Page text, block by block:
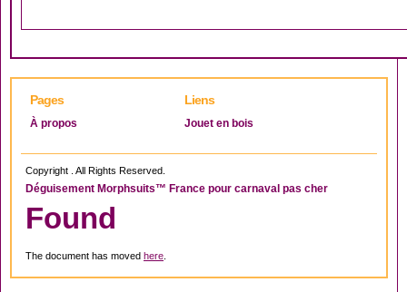
Pages
À propos
Liens
Jouet en bois
Copyright . All Rights Reserved.
Déguisement Morphsuits™ France pour carnaval pas cher
Found
The document has moved here